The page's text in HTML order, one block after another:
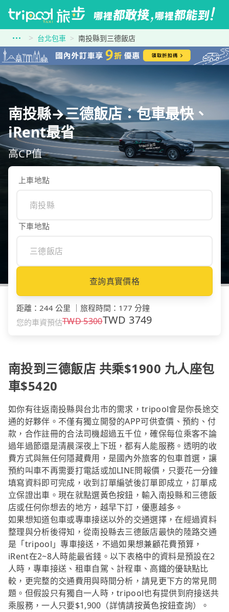
台北包車 南投縣到三德飯店
南投縣→三德飯店：包車最快、
iRent最省
高CP值
上車地點
下車地點
查詢真實價格
距離 ： 244 公里 旅程時間 ： 177 分鐘
您的車資預估TWD5300TWD 3749
南投到三德飯店 共乘$1900 九人座包
車$5420
如你有往返南投縣與台北市的需求，tripool會是你長途交
通的好夥伴。不僅有獨立開發的APP可供查價、預約、付
款，合作註冊的合法司機超過五千位，確保每位乘客不論
過年過節還是清晨深夜上下班，都有人能服務。透明的收
費方式與無任何隱藏費用，是國內外旅客的包車首選，讓
預約叫車不再需要打電話或加LINE問報價，只要花一分鐘
填寫資料即可完成，收到訂單編號後訂單即成立，訂單成
立保證出車。現在就點選黃色按鈕，輸入南投縣和三德飯
店或任何你想去的地方，越早下訂，優惠越多。
如果想知道包車或專車接送以外的交通選擇，在經過資料
整理與分析後得知，從南投縣去三德飯店最快的陸路交通
是「tripool」專車接送，不過如果想兼顧花費預算，
iRent在2~8人時能最省錢。以下表格中的資料是預設在2
人時，專車接送、租車自駕、計程車、高鐵的優缺點比
較，更完整的交通費用與時間分析，請見更下方的常見問
題。但假設只有獨自一人時，tripool也有提供到府接送共
乘服務，一人只要$1,900（詳情請按黃色按鈕查詢）。